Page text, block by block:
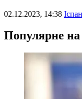
02.12.2023, 14:38
Популярне на